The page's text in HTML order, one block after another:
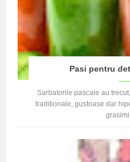
Pasi pentru
Sarbatorile pascale au
traditionale, gustoase dar